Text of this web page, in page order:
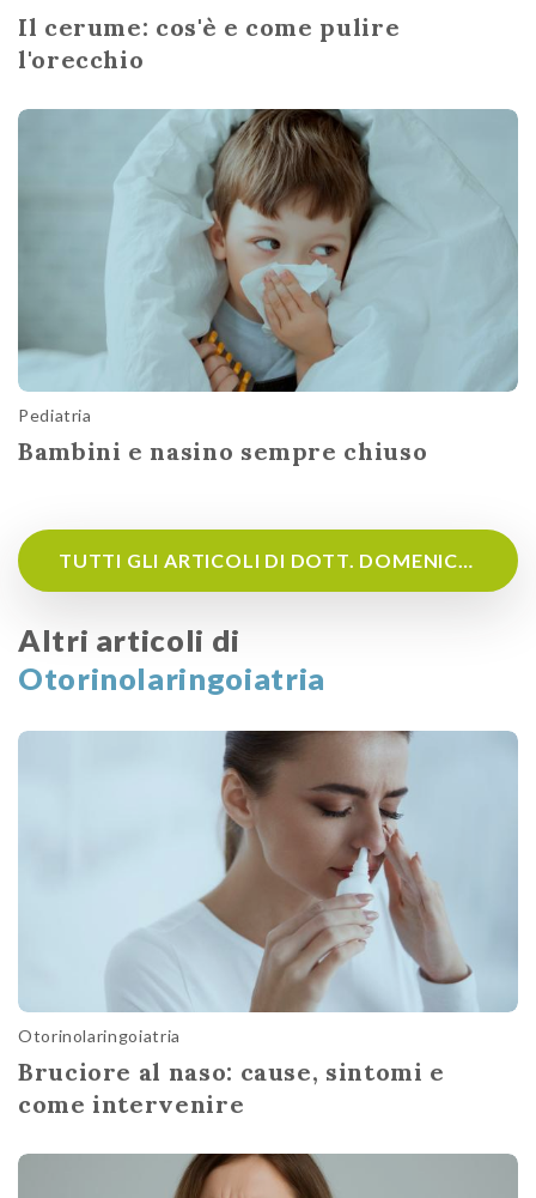
Il cerume: cos'è e come pulire
l'orecchio
Pediatria
Bambini e nasino sempre chiuso
TUTTI GLI ARTICOLI DI DOTT. DOMENICO GRASSO
Altri articoli di
Otorinolaringoiatria
Otorinolaringoiatria
Bruciore al naso: cause, sintomi e
come intervenire